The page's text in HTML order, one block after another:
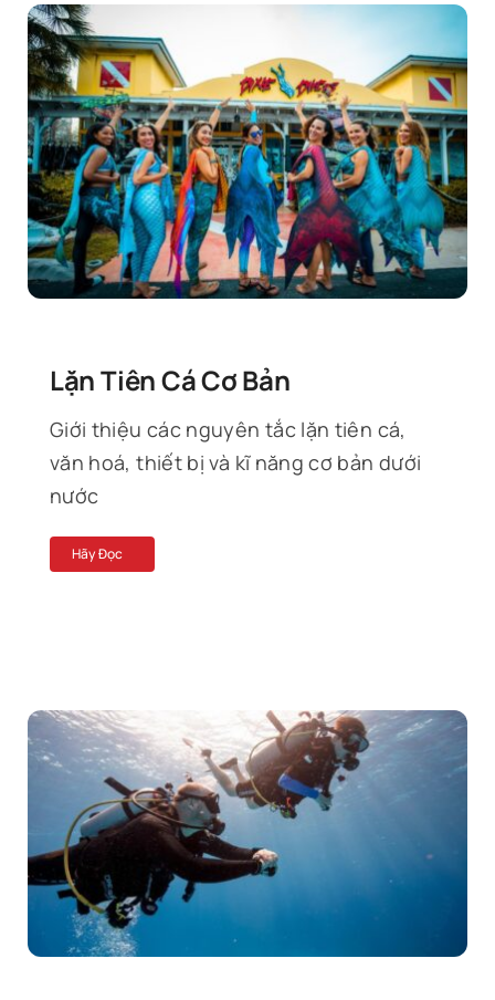
Lặn Tiên Cá Cơ Bản
Giới thiệu các nguyên tắc lặn tiên cá,
văn hoá, thiết bị và kĩ năng cơ bản dưới
nước
Hãy Đọc